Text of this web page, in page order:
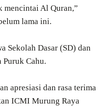
mencintai Al Quran,”
lama ini.
Sekolah Dasar (SD) dan
Cahu.
apresiasi dan rasa terima
ICMI Murung Raya